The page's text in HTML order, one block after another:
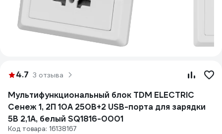
4.7 3 отзыва
Мультифункциональный блок TDM ELECTRIC
Сенеж 1, 2П 10А 250В+2 USВ-порта для зарядки
5В 2,1А, белый SQ1816-0001
Код товара: 16138167